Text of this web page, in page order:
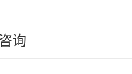
询